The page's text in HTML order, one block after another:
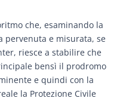
che, esaminando la
pervenuta e misurata, se
riesce a stabilire che
bensì il prodromo
e quindi con la
la Protezione Civile